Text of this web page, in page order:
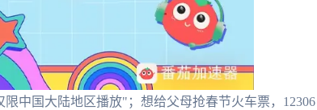
中国大陆地区播放"；想给父母抢春节火车票，12306